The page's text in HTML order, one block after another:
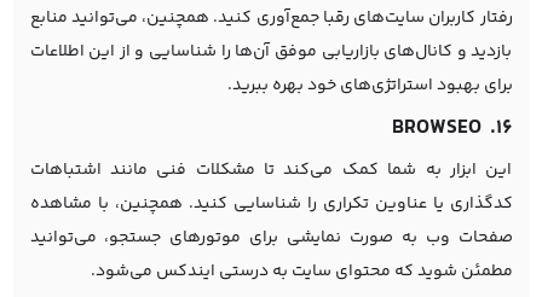
رفتار کاربران سایت‌های رقبا جمع‌آوری کنید. همچنین، می‌توانید منابع
بازدید و کانال‌های بازاریابی موفق آن‌ها را شناسایی و از این اطلاعات
برای بهبود استراتژی‌های خود بهره ببرید.
۱۶. BROWSEO
این ابزار به شما کمک می‌کند تا مشکلات فنی مانند اشتباهات
کدگذاری یا عناوین تکراری را شناسایی کنید. همچنین، با مشاهده
صفحات وب به صورت نمایشی برای موتورهای جستجو، می‌توانید
مطمئن شوید که محتوای سایت به درستی ایندکس می‌شود.